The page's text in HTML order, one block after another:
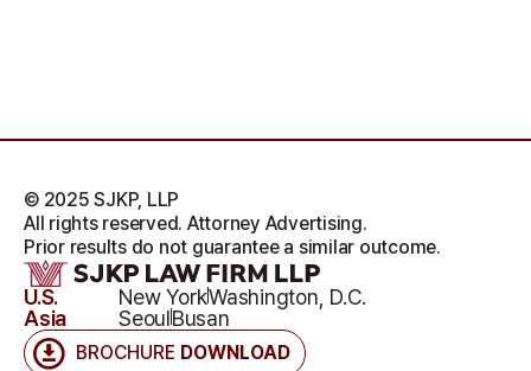
BROCHURE DOWNLOAD
U.S. New YorkWashington, D.C.
Asia
SeoulBusan
© 2025 SJKP, LLP
All rights reserved. Attorney Advertising.
Prior results do not guarantee a similar outcome.